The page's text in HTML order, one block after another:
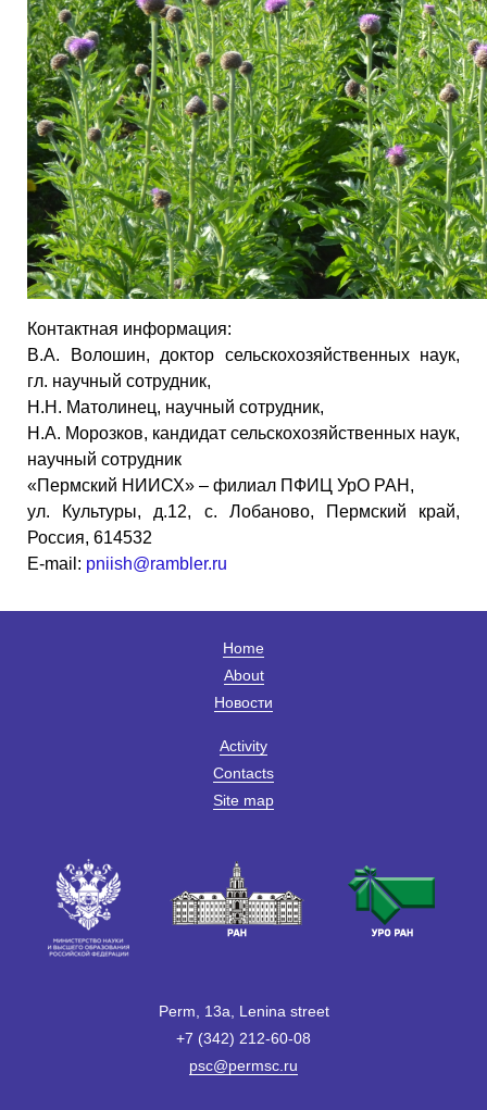
Контактная информация:
В.А. Волошин, доктор сельскохозяйственных наук,
гл. научный сотрудник,
Н.Н. Матолинец, научный сотрудник,
Н.А. Морозков, кандидат сельскохозяйственных наук,
научный сотрудник
«Пермский НИИСХ» – филиал ПФИЦ УрО РАН,
ул. Культуры, д.12, с. Лобаново, Пермский край,
Россия, 614532
E-mail: pniish@rambler.ru
Home
About
Новости
Activity
Contacts
Site map
Perm, 13a, Lenina street
+7 (342) 212-60-08
psc@permsc.ru